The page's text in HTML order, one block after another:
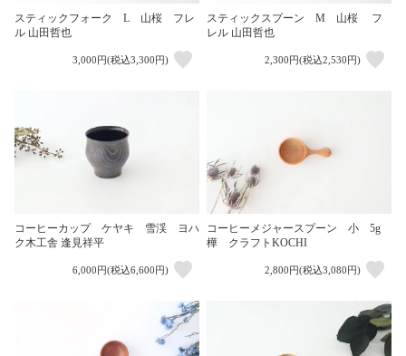
スティックフォーク L 山桜 フレ
ル 山田哲也
3,000円(税込3,300円)
スティックスプーン M 山桜 フ
レル 山田哲也
2,300円(税込2,530円)
コーヒーカップ ケヤキ 雪渓 ヨハ
ク木工舎 逢見祥平
6,000円(税込6,600円)
コーヒーメジャースプーン 小 5g
樺 クラフトKOCHI
2,800円(税込3,080円)